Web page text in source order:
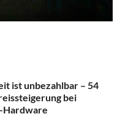
ist unbezahlbar – 54
bei
Hardware